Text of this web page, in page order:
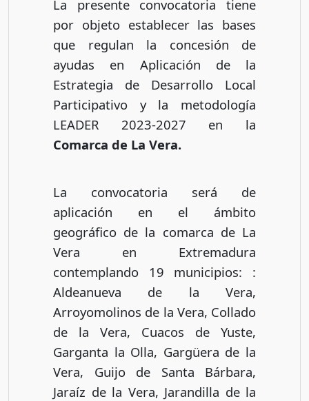
La presente convocatoria tiene
por objeto establecer las bases
que regulan la concesión de
ayudas en Aplicación de la
Estrategia de Desarrollo Local
Participativo y la metodología
LEADER 2023-2027 en la
Comarca de La Vera.
La convocatoria será de
aplicación en el ámbito
geográfico de la comarca de La
Vera en Extremadura
contemplando 19 municipios: :
Aldeanueva de la Vera,
Arroyomolinos de la Vera, Collado
de la Vera, Cuacos de Yuste,
Garganta la Olla, Gargüera de la
Vera, Guijo de Santa Bárbara,
Jaraíz de la Vera, Jarandilla de la